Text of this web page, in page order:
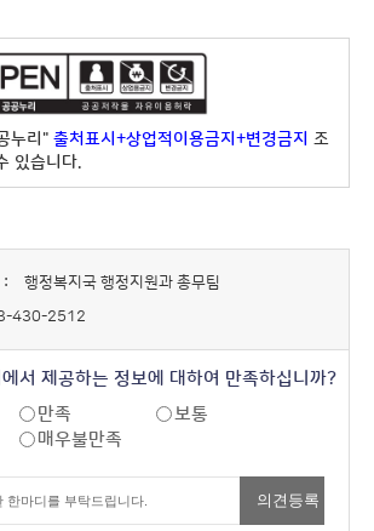
누리" 출처표시+상업적이용금지+변경금지 조
있습니다.
:
행정복지국 행정지원과 총무팀
430-2512
서 제공하는 정보에 대하여 만족하십니까?
만족
보통
매우불만족